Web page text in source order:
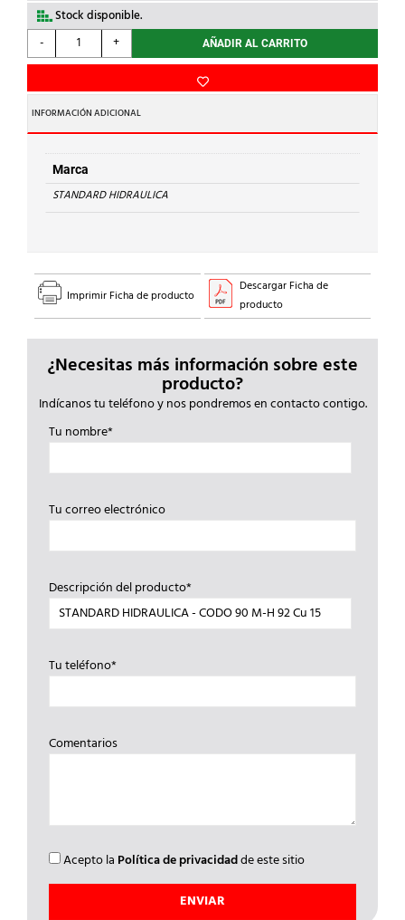
Stock disponible.
-
STANDARD
HIDRAULICA
CODO
90
M-
H
92
Cu
15
+ AÑADIR AL CARRITO
INFORMACIÓN ADICIONAL
Marca
STANDARD HIDRAULICA
Imprimir Ficha de producto
Descargar Ficha de
producto
¿Necesitas más información sobre este
producto?
Indícanos tu teléfono y nos pondremos en contacto contigo.
Tu nombre*
Tu correo electrónico
Descripción del producto*
Tu teléfono*
Comentarios
Acepto la Política de privacidadde este sitio